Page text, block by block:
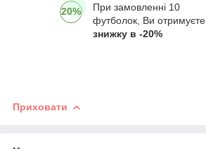
20%
При замовленні 10
футболок, Ви отримуєте
знижку в -20%
Приховати